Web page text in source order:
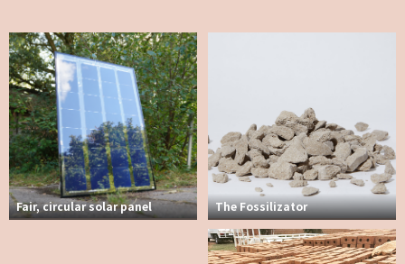
Fair, circular solar panel The Fossilizator